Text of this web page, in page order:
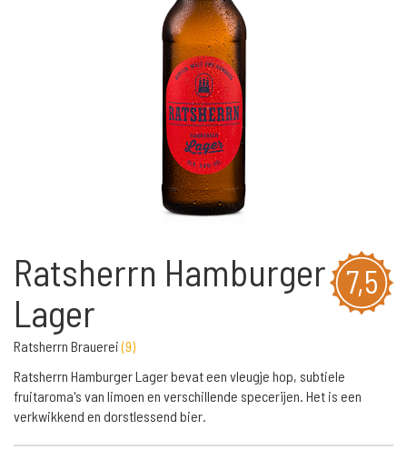
7,5
Ratsherrn Hamburger
Lager
Ratsherrn Brauerei(9)
Ratsherrn Hamburger Lager bevat een vleugje hop, subtiele
fruitaroma's van limoen en verschillende specerijen. Het is een
verkwikkend en dorstlessend bier.